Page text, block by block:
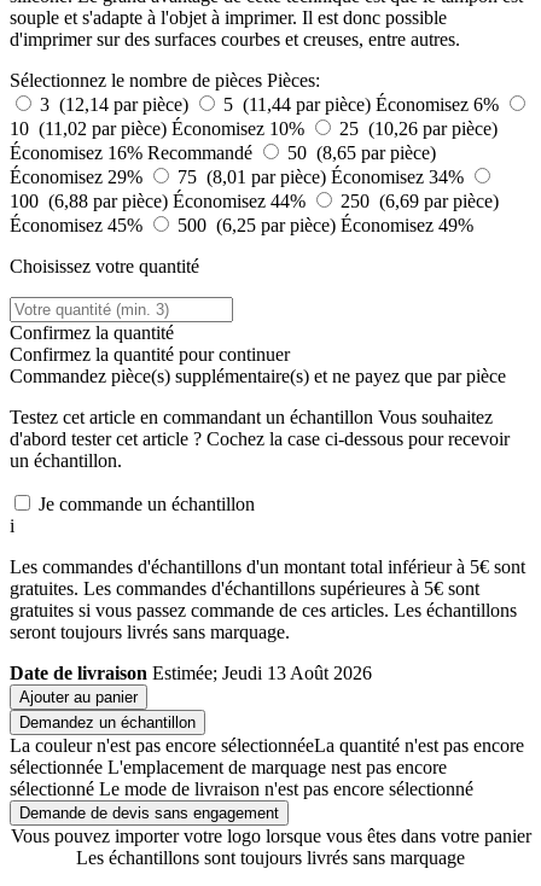
souple et s'adapte à l'objet à imprimer. Il est donc possible
d'imprimer sur des surfaces courbes et creuses, entre autres.
Sélectionnez le nombre de pièces Pièces:
3 (12,14 par pièce)
5 (11,44 par pièce) Économisez 6%
10 (11,02 par pièce) Économisez 10%
25 (10,26 par pièce)
Économisez 16% Recommandé
50 (8,65 par pièce)
Économisez 29%
75 (8,01 par pièce) Économisez 34%
100 (6,88 par pièce) Économisez 44%
250 (6,69 par pièce)
Économisez 45%
500 (6,25 par pièce) Économisez 49%
Choisissez votre quantité
Confirmez la quantité
Confirmez la quantité pour continuer
Commandez pièce(s) supplémentaire(s) et ne payez que par pièce
Testez cet article en commandant un échantillon Vous souhaitez
d'abord tester cet article ? Cochez la case ci-dessous pour recevoir
un échantillon.
Je commande un échantillon
i
Les commandes d'échantillons d'un montant total inférieur à 5€ sont
gratuites. Les commandes d'échantillons supérieures à 5€ sont
gratuites si vous passez commande de ces articles. Les échantillons
seront toujours livrés sans marquage.
Date de livraison Estimée; Jeudi 13 Août 2026
Ajouter au panier
Demandez un échantillon
La couleur n'est pas encore sélectionnéeLa quantité n'est pas encore
sélectionnée L'emplacement de marquage nest pas encore
sélectionné Le mode de livraison n'est pas encore sélectionné
Demande de devis sans engagement
Vous pouvez importer votre logo lorsque vous êtes dans votre panier
Les échantillons sont toujours livrés sans marquage